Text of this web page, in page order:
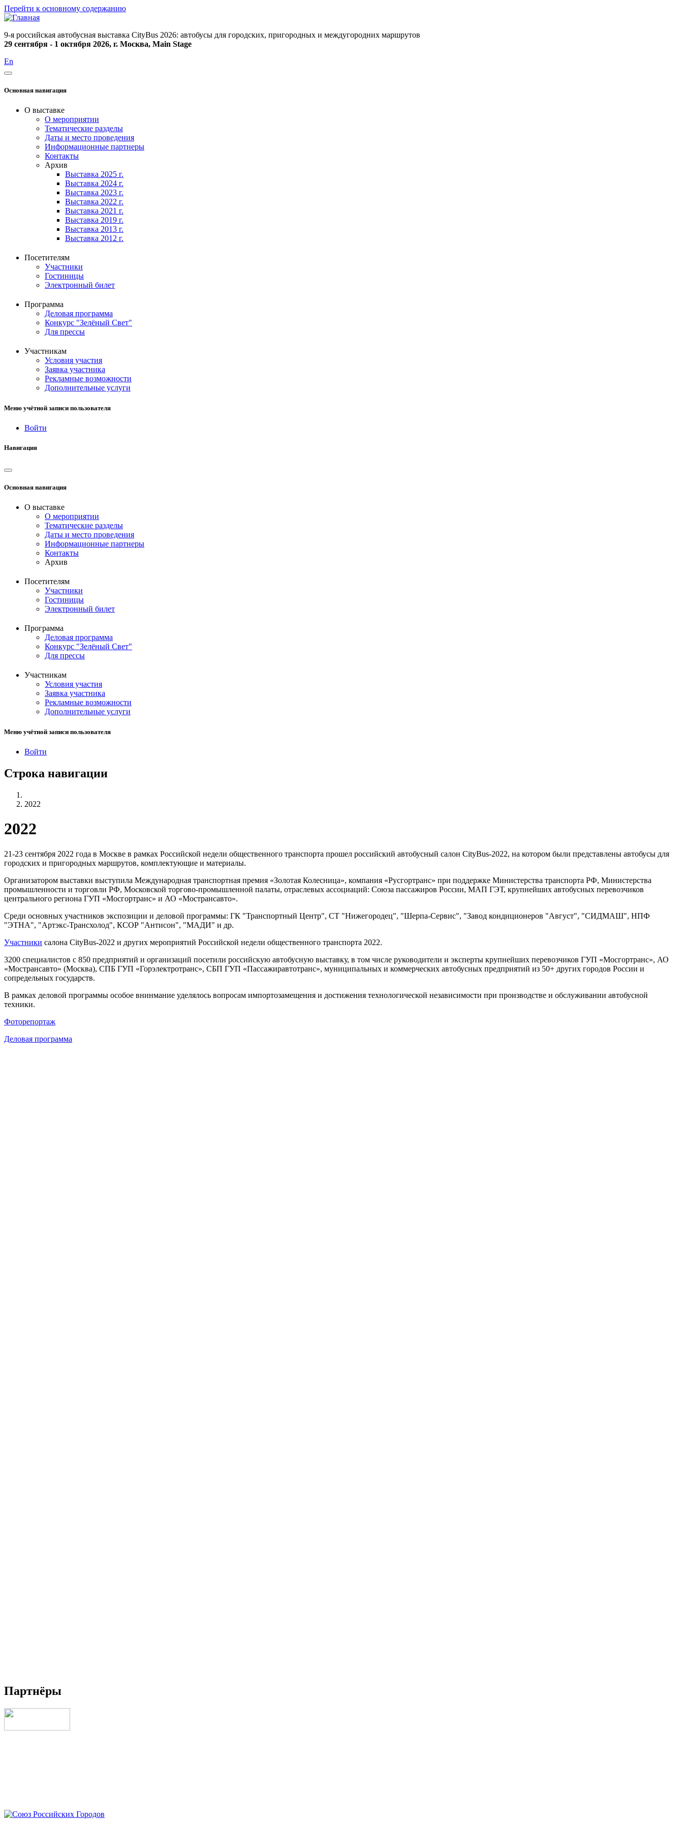
Перейти к основному содержанию
9-я российская автобусная выставка CityBus 2026: автобусы для городских, пригородных и междугородних маршрутов
29 сентября - 1 октября 2026, г. Москва, Main Stage
En
Основная навигация
О выставке
О мероприятии
Тематические разделы
Даты и место проведения
Информационные партнеры
Контакты
Архив
Выставка 2025 г.
Выставка 2024 г.
Выставка 2023 г.
Выставка 2022 г.
Выставка 2021 г.
Выставка 2019 г.
Выставка 2013 г.
Выставка 2012 г.
Посетителям
Участники
Гостиницы
Электронный билет
Программа
Деловая программа
Конкурс "Зелёный Свет"
Для прессы
Участникам
Условия участия
Заявка участника
Рекламные возможности
Дополнительные услуги
Меню учётной записи пользователя
Войти
Навигация
Основная навигация
О выставке
О мероприятии
Тематические разделы
Даты и место проведения
Информационные партнеры
Контакты
Архив
Посетителям
Участники
Гостиницы
Электронный билет
Программа
Деловая программа
Конкурс "Зелёный Свет"
Для прессы
Участникам
Условия участия
Заявка участника
Рекламные возможности
Дополнительные услуги
Меню учётной записи пользователя
Войти
Строка навигации
2022
2022
21-23 сентября 2022 года в Москве в рамках Российской недели общественного транспорта прошел российский автобусный салон CityBus-2022, на котором были представлены автобусы для
городских и пригородных маршрутов, комплектующие и материалы.
Организатором выставки выступила Международная транспортная премия «Золотая Колесница», компания «Русгортранс» при поддержке Министерства транспорта РФ, Министерства
промышленности и торговли РФ, Московской торгово-промышленной палаты, отраслевых ассоциаций: Союза пассажиров России, МАП ГЭТ, крупнейших автобусных перевозчиков
центрального региона ГУП «Мосгортранс» и АО «Мострансавто».
Среди основных участников экспозиции и деловой программы: ГК "Транспортный Центр", СТ "Нижегородец", "Шерпа-Сервис", "Завод кондиционеров "Август", "СИДМАШ", НПФ
"ЭТНА", "Артэкс-Трансхолод", КСОР "Антисон", "МАДИ" и др.
Участники салона CityBus-2022 и других мероприятий Российской недели общественного транспорта 2022.
3200 специалистов с 850 предприятий и организаций посетили российскую автобусную выставку, в том числе руководители и эксперты крупнейших перевозчиков ГУП «Мосгортранс», АО
«Мострансавто» (Москва), СПБ ГУП «Горэлектротранс», СБП ГУП «Пассажиравтотранс», муниципальных и коммерческих автобусных предприятий из 50+ других городов России и
сопредельных государств.
В рамках деловой программы особое внинмание уделялось вопросам импортозамещения и достижения технологической независимости при производстве и обслуживании автобусной
техники.
Фоторепортаж
Деловая программа
Партнёры